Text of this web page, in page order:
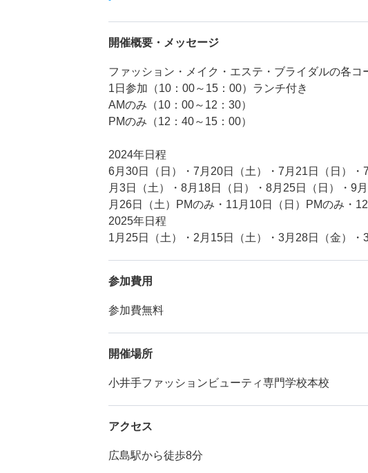
開催概要・メッセージ
ファッション・メイク・エステ・ブライダルの各コ
1日参加（10：00～15：00）ランチ付き
AMのみ（10：00～12：30）
PMのみ（12：40～15：00）
2024年日程
6月30日（日）・7月20日（土）・7月21日（日）
月3日（土）・8月18日（日）・8月25日（日）・9
月26日（土）PMのみ・11月10日（日）PMのみ・12
2025年日程
1月25日（土）・2月15日（土）・3月28日（金）・
参加費用
参加費無料
開催場所
小井手ファッションビューティ専門学校本校
アクセス
広島駅から徒歩8分